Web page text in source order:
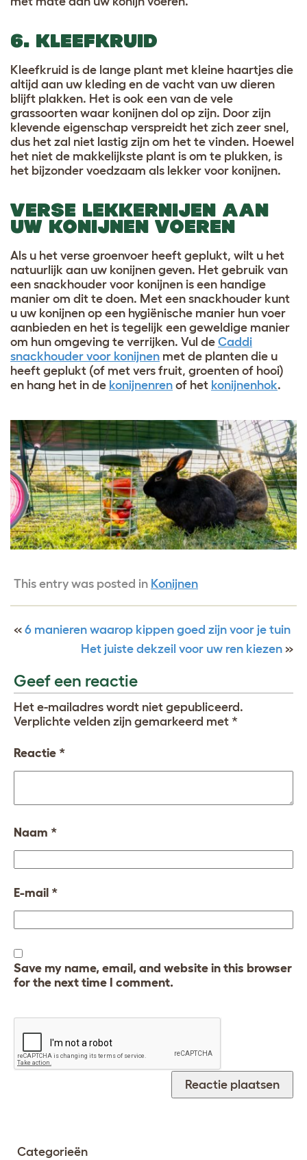
6. KLEEFKRUID
Kleefkruid is de lange plant met kleine haartjes die
altijd aan uw kleding en de vacht van uw dieren
blijft plakken. Het is ook een van de vele
grassoorten waar konijnen dol op zijn. Door zijn
klevende eigenschap verspreidt het zich zeer snel,
dus het zal niet lastig zijn om het te vinden. Hoewel
het niet de makkelijkste plant is om te plukken, is
het bijzonder voedzaam als lekker voor konijnen.
VERSE LEKKERNIJEN AAN
UW KONIJNEN VOEREN
Als u het verse groenvoer heeft geplukt, wilt u het
natuurlijk aan uw konijnen geven. Het gebruik van
een snackhouder voor konijnen is een handige
manier om dit te doen. Met een snackhouder kunt
u uw konijnen op een hygiënische manier hun voer
aanbieden en het is tegelijk een geweldige manier
om hun omgeving te verrijken. Vul de Caddi
snackhouder voor konijnen met de planten die u
heeft geplukt (of met vers fruit, groenten of hooi)
en hang het in de konijnenren of het konijnenhok.
This entry was posted in Konijnen
« 6 manieren waarop kippen goed zijn voor je tuin
Het juiste dekzeil voor uw ren kiezen »
Geef een reactie
Het e-mailadres wordt niet gepubliceerd.
Verplichte velden zijn gemarkeerd met *
Reactie *
Naam *
E-mail *
Save my name, email, and website in this browser
for the next time I comment.
Categorieën